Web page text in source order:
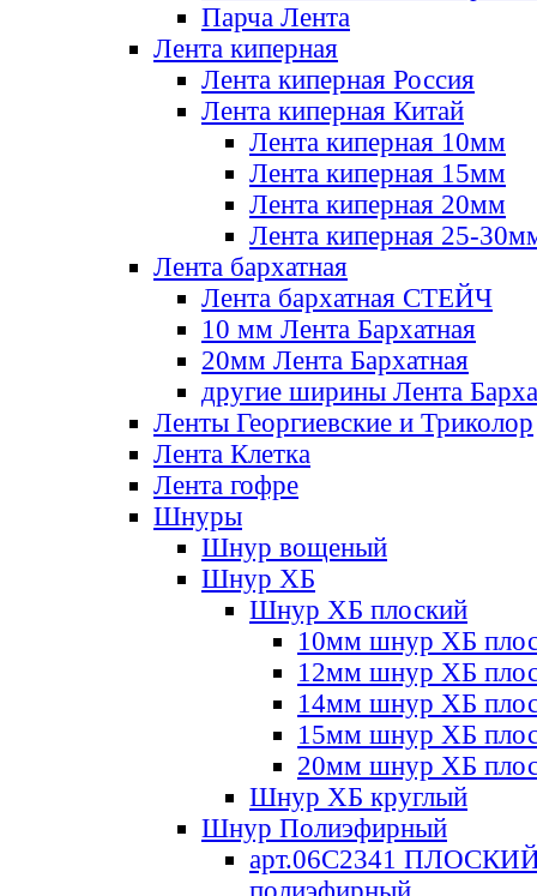
Парча Лента
Лента киперная
Лента киперная Россия
Лента киперная Китай
Лента киперная 10мм
Лента киперная 15мм
Лента киперная 20мм
Лента киперная 25-
Лента бархатная
Лента бархатная СТЕЙЧ
10 мм Лента Бархатная
20мм Лента Бархатная
другие ширины Лента
Ленты Георгиевские и Триколор
Лента Клетка
Лента гофре
Шнуры
Шнур вощеный
Шнур ХБ
Шнур ХБ плоский
10мм шнур ХБ
12мм шнур ХБ
14мм шнур ХБ
15мм шнур ХБ
20мм шнур ХБ
Шнур ХБ круглый
Шнур Полиэфирный
арт.06С2341